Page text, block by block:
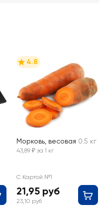
4.8
Морковь, весовая 0.5 кг
43,89 ₽ за 1 кг
С Картой №1
21,95 руб
23,10 руб